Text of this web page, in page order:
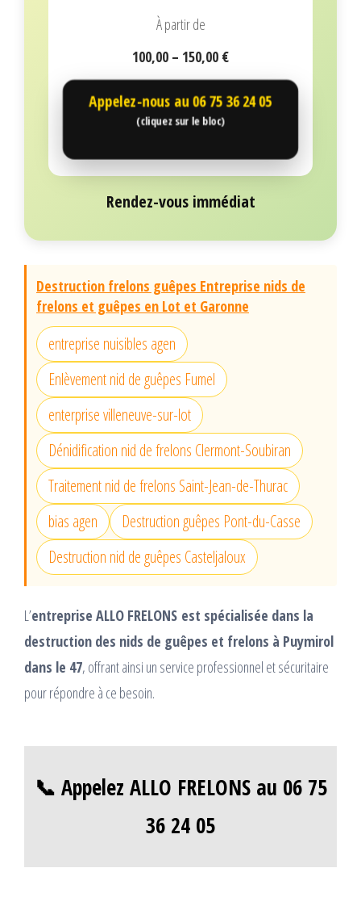
À partir de
100,00 – 150,00 €
Appelez-nous au06 75 36 24 05
(cliquez sur le bloc)
Rendez-vous immédiat
Destruction frelons guêpes Entreprise nids de
frelons et guêpes en Lot et Garonne
entreprise nuisibles agen
Enlèvement nid de guêpes Fumel
enterprise villeneuve-sur-lot
Dénidification nid de frelons Clermont-Soubiran
Traitement nid de frelons Saint-Jean-de-Thurac
bias agen
Destruction guêpes Pont-du-Casse
Destruction nid de guêpes Casteljaloux
L’entreprise ALLO FRELONS est spécialisée dans la
destruction des nids de guêpes et frelons à Puymirol
dans le 47, offrant ainsi un service professionnel et sécuritaire
pour répondre à ce besoin.
📞 Appelez ALLO FRELONS au 06 75
36 24 05